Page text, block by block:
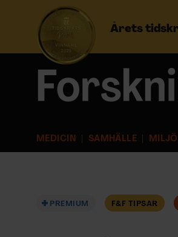
Årets
MEDICIN SAMHÄLLE MILJÖ
Prenumerera
NYHETSBREV
ARKIV & E-
PREMIUM F&F TIPSAR